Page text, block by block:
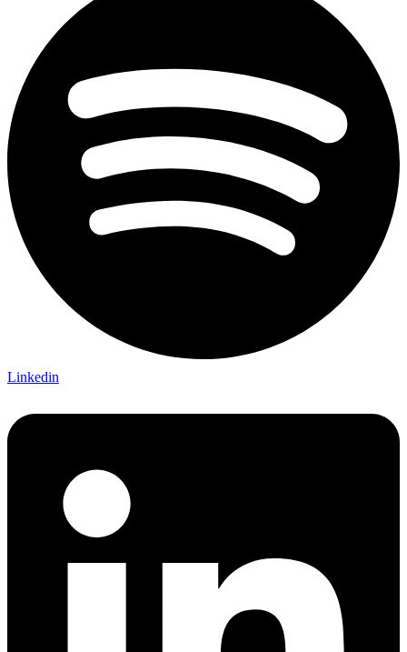
Linkedin